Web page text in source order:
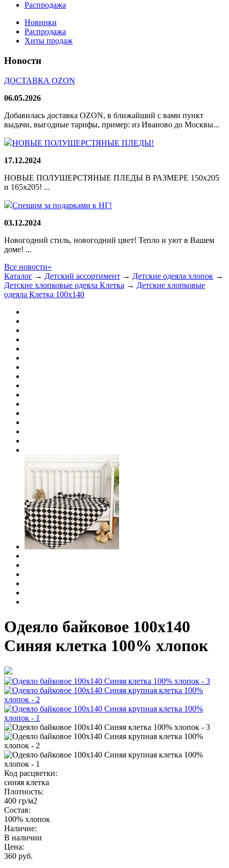
Распродажа
Новинки
Распродажа
Хиты продаж
Новости
ДОСТАВКА OZON
06.05.2026
Добавилась доставка OZON, в ближайший с вами пункт
выдачи, выгодные тарифы, пример: из Иваново до Москвы...
НОВЫЕ ПОЛУШЕРСТЯНЫЕ ПЛЕДЫ!
17.12.2024
НОВЫЕ ПОЛУШЕРСТЯНЫЕ ПЛЕДЫ В РАЗМЕРЕ 150х205
и 165х205! ...
Спешим за подарками к НГ!
03.12.2024
Новогодний стиль, новогодний цвет! Тепло и уют в Вашем
доме! ...
Все новости»
Каталог → Детский ассортимент → Детские одеяла хлопок →
Детские хлопковые одеяла Клетка → Детские хлопковые
одеяла Клетка 100х140
Одеяло байковое 100х140
Синяя клетка 100% хлопок
Код расцветки:
синяя клетка
Плотность:
400 гр/м2
Состав:
100% хлопок
Наличие:
В наличии
Цена:
360 руб.